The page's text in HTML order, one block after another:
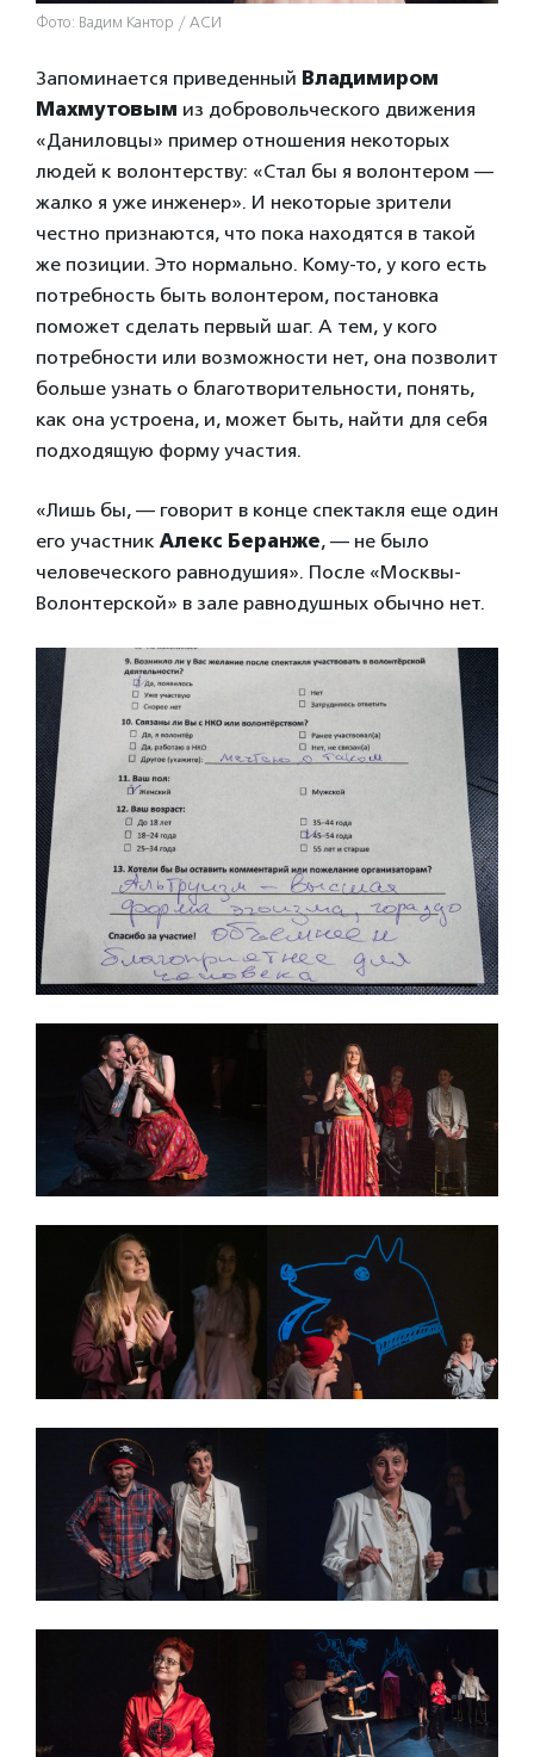
Фото: Вадим Кантор / АСИ
Запоминается приведенный Владимиром
Махмутовым из добровольческого движения
«Даниловцы» пример отношения некоторых
людей к волонтерству: «Стал бы я волонтером —
жалко я уже инженер». И некоторые зрители
честно признаются, что пока находятся в такой
же позиции. Это нормально. Кому-то, у кого есть
потребность быть волонтером, постановка
поможет сделать первый шаг. А тем, у кого
потребности или возможности нет, она позволит
больше узнать о благотворительности, понять,
как она устроена, и, может быть, найти для себя
подходящую форму участия.
«Лишь бы, — говорит в конце спектакля еще один
его участник Алекс Беранже, — не было
человеческого равнодушия». После «Москвы-
Волонтерской» в зале равнодушных обычно нет.